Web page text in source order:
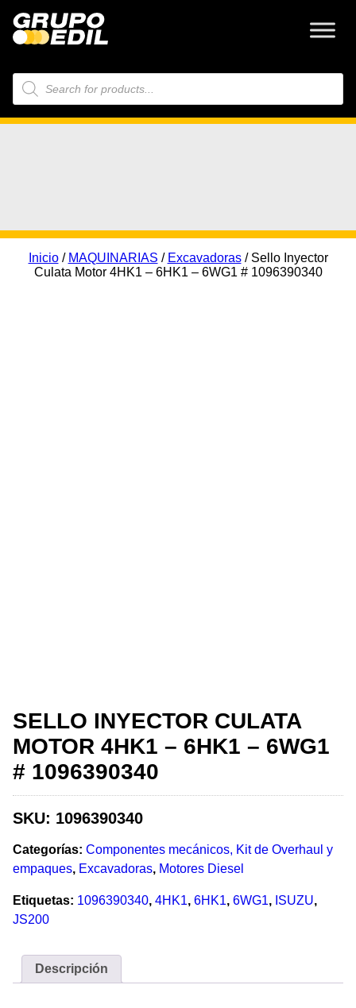
Búsqueda
de
productos
Inicio/ MAQUINARIAS / Excavadoras/ Sello Inyector
Culata Motor 4HK1 – 6HK1 – 6WG1 # 1096390340
SELLO INYECTOR CULATA
MOTOR 4HK1 – 6HK1 – 6WG1
# 1096390340
SKU: 1096390340
Categorías: Componentes mecánicos, Kit de Overhaul y
empaques, Excavadoras, Motores Diesel
Etiquetas: 1096390340, 4HK1, 6HK1, 6WG1, ISUZU,
JS200
Descripción